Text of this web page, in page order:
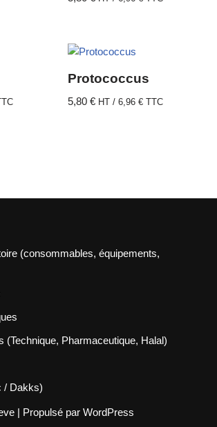
Protococcus
5,80€ HT /6,96€ TTC
(consommables, équipements,
(Technique, Pharmaceutique, Halal)
/ Dakks)
| Propulsé par WordPress